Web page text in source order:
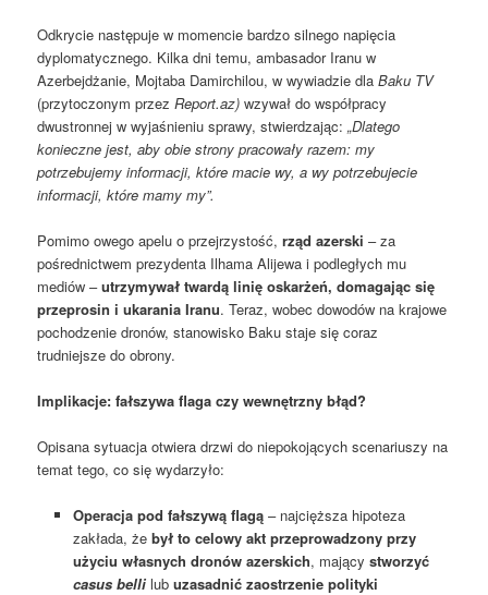
Odkrycie następuje w momencie bardzo silnego napięcia
dyplomatycznego. Kilka dni temu, ambasador Iranu w
Azerbejdżanie, Mojtaba Damirchilou, w wywiadzie dlaBaku TV
(przytoczonym przezReport.az) wzywał do współpracy
dwustronnej w wyjaśnieniu sprawy, stwierdzając:„Dlatego
konieczne jest, aby obie strony pracowały razem: my
potrzebujemy informacji, które macie wy, a wy potrzebujecie
informacji, które mamy my”.
Pomimo owego apelu o przejrzystość,rząd azerski – za
pośrednictwem prezydenta Ilhama Alijewa i podległych mu
mediów –utrzymywał twardą linię oskarżeń, domagając się
przeprosin i ukarania Iranu. Teraz, wobec dowodów na krajowe
pochodzenie dronów, stanowisko Baku staje się coraz
trudniejsze do obrony.
Implikacje: fałszywa flaga czy wewnętrzny błąd?
Opisana sytuacja otwiera drzwi do niepokojących scenariuszy na
temat tego, co się wydarzyło:
Operacja pod fałszywą flagą– najcięższa hipoteza
zakłada, że był to celowy akt przeprowadzony przy
użyciu własnych dronów azerskich, mający stworzyć
casus belli lubuzasadnić zaostrzenie polityki